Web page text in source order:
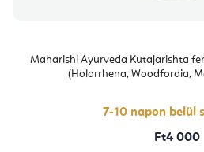
Maharishi Ayurveda Kutajarishta
(Holarrhena, Woodfordia,
7-10 napon belül
Ft4 000